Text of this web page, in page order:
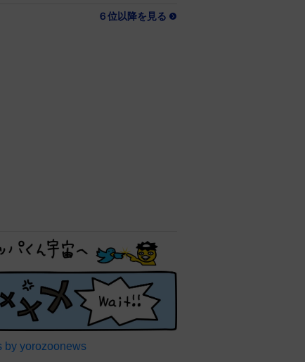
６位以降を見る
by yorozoonews